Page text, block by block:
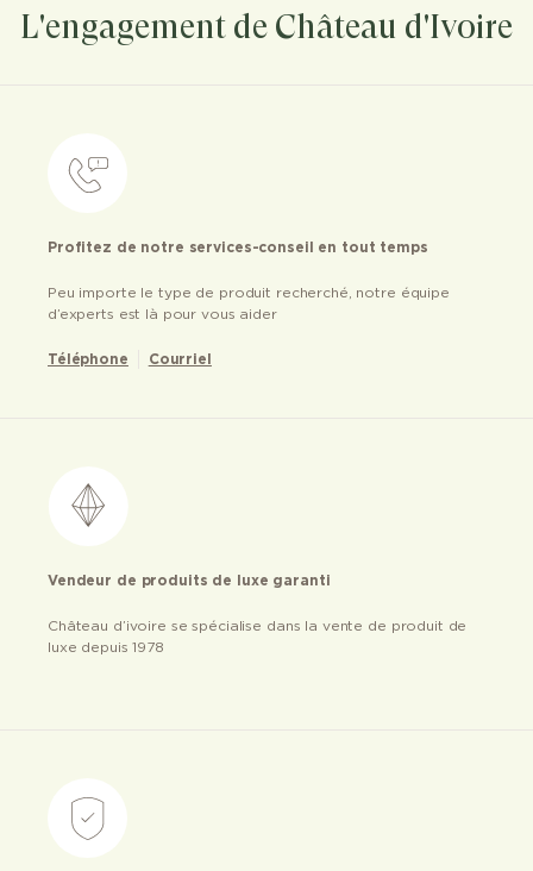
L'engagement de Château d'Ivoire
Profitez de notre services-conseil en tout temps
Peu importe le type de produit recherché, notre équipe
d’experts est là pour vous aider
Téléphone Courriel
Vendeur de produits de luxe garanti
Château d’ivoire se spécialise dans la vente de produit de
luxe depuis 1978